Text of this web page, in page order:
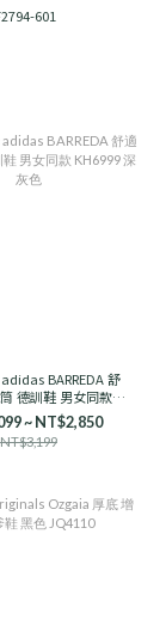
601
BARREDA 舒
德訓鞋 男女同款
深灰色
~ NT$2,850
NT$3,199